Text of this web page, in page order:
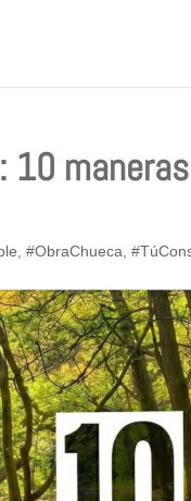
10
,#ObraChueca ,